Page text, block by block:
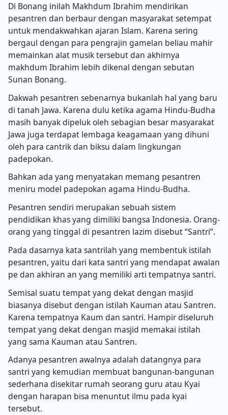
Di Bonang inilah Makhdum Ibrahim mendirikan
pesantren dan berbaur dengan masyarakat setempat
untuk mendakwahkan ajaran Islam. Karena sering
bergaul dengan para pengrajin gamelan beliau mahir
memainkan alat musik tersebut dan akhirnya
makhdum Ibrahim lebih dikenal dengan sebutan
Sunan Bonang.
Dakwah pesantren sebenarnya bukanlah hal yang baru
di tanah Jawa. Karena dulu ketika agama Hindu-Budha
masih banyak dipeluk oleh sebagian besar masyarakat
Jawa juga terdapat lembaga keagamaan yang dihuni
oleh para cantrik dan biksu dalam lingkungan
padepokan.
Bahkan ada yang menyatakan memang pesantren
meniru model padepokan agama Hindu-Budha.
Pesantren sendiri merupakan sebuah sistem
pendidikan khas yang dimiliki bangsa Indonesia. Orang-
orang yang tinggal di pesantren lazim disebut “Santri”.
Pada dasarnya kata santrilah yang membentuk istilah
pesantren, yaitu dari kata santri yang mendapat awalan
pe dan akhiran an yang memiliki arti tempatnya santri.
Semisal suatu tempat yang dekat dengan masjid
biasanya disebut dengan istilah Kauman atau Santren.
Karena tempatnya Kaum dan santri. Hampir diseluruh
tempat yang dekat dengan masjid memakai istilah
yang sama Kauman atau Santren.
Adanya pesantren awalnya adalah datangnya para
santri yang kemudian membuat bangunan-bangunan
sederhana disekitar rumah seorang guru atau Kyai
dengan harapan bisa menuntut ilmu pada kyai
tersebut.